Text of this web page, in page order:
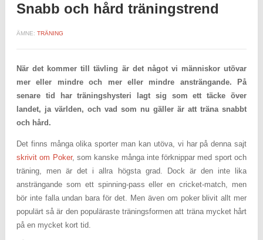
Snabb och hård träningstrend
ÄMNE: TRÄNING
När det kommer till tävling är det något vi människor utövar
mer eller mindre och mer eller mindre ansträngande. På
senare tid har träningshysteri lagt sig som ett täcke över
landet, ja världen, och vad som nu gäller är att träna snabbt
och hård.
Det finns många olika sporter man kan utöva, vi har på denna sajt
skrivit om Poker, som kanske många inte förknippar med sport och
träning, men är det i allra högsta grad. Dock är den inte lika
ansträngande som ett spinning-pass eller en cricket-match, men
bör inte falla undan bara för det. Men även om poker blivit allt mer
populärt så är den populäraste träningsformen att träna mycket hårt
på en mycket kort tid.